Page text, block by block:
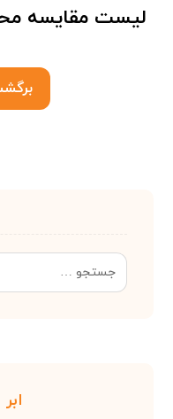
لیست مقایسه